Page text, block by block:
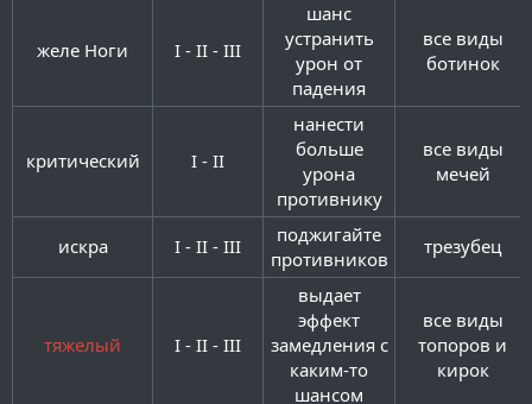
желе Ноги​ I - II - III​
шанс
устранить
урон от
падения​
все виды
ботинок​
критический​ I - II​
нанести
больше
урона
противнику​
все виды
мечей​
искра​ I - II - III​
поджигайте
противников​
трезубец​
тяжелый I - II - III​
выдает
эффект
замедления с
каким-то
шансом​
все виды
топоров и
кирок​